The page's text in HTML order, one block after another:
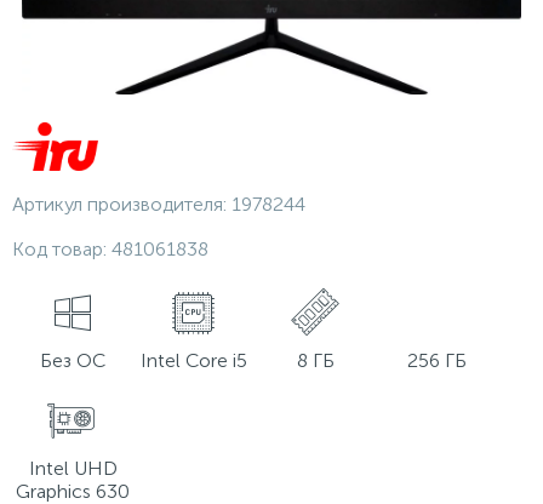
Артикул производителя: 1978244
Код товар: 481061838
Без ОС Intel Core i5 8 ГБ 256 ГБ
Intel UHD
Graphics 630